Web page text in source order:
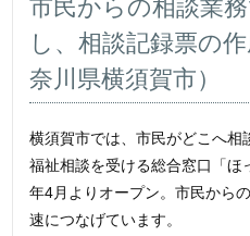
市民からの相談業
し、相談記録票の
奈川県横須賀市）
横須賀市では、市民がどこへ
福祉相談を受ける総合窓口「ほ
年4月よりオープン。市民から
速につなげています。